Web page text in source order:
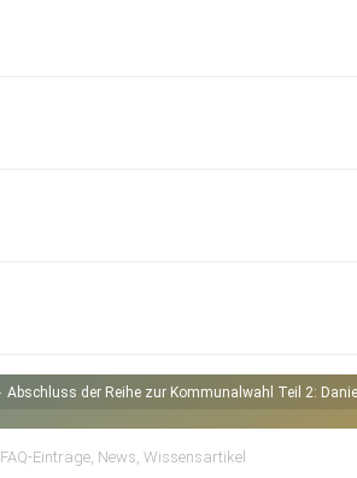
Abschluss der Reihe zur Kommunalwahl Teil 2: